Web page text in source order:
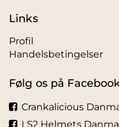
Links
Profil
Handelsbetingelser
Følg os på
Crankalicious
LS2 Helmets